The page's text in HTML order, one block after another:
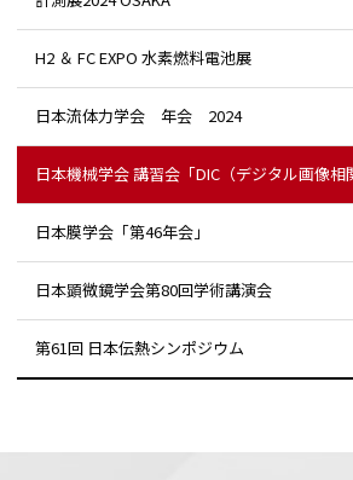
H2 ＆ FC EXPO 水素燃料電池展
日本流体力学会 年会 2024
日本機械学会 講習会「DIC（デジタル画像相
日本膜学会「第46年会」
日本顕微鏡学会第80回学術講演会
第61回 日本伝熱シンポジウム